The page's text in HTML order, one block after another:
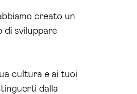
creato un
di sviluppare
cultura e ai tuoi
dalla